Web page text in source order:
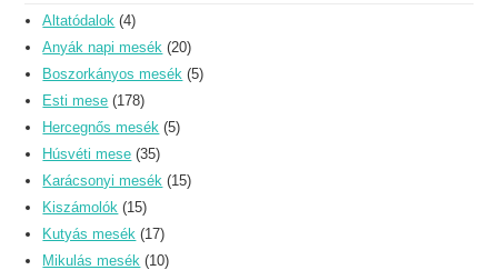
Altatódalok (4)
Anyák napi mesék (20)
Boszorkányos mesék (5)
Esti mese (178)
Hercegnős mesék (5)
Húsvéti mese (35)
Karácsonyi mesék (15)
Kiszámolók (15)
Kutyás mesék (17)
Mikulás mesék (10)